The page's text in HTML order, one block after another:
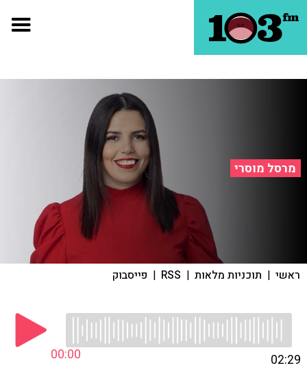
מרסל מוסרי
ראשי | תוכניות מלאות |
RSS
| פייסבוק
00:00 02:29